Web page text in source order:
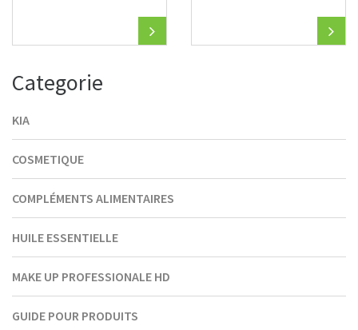
Categorie
KIA
COSMETIQUE
COMPLÉMENTS ALIMENTAIRES
HUILE ESSENTIELLE
MAKE UP PROFESSIONALE HD
GUIDE POUR PRODUITS